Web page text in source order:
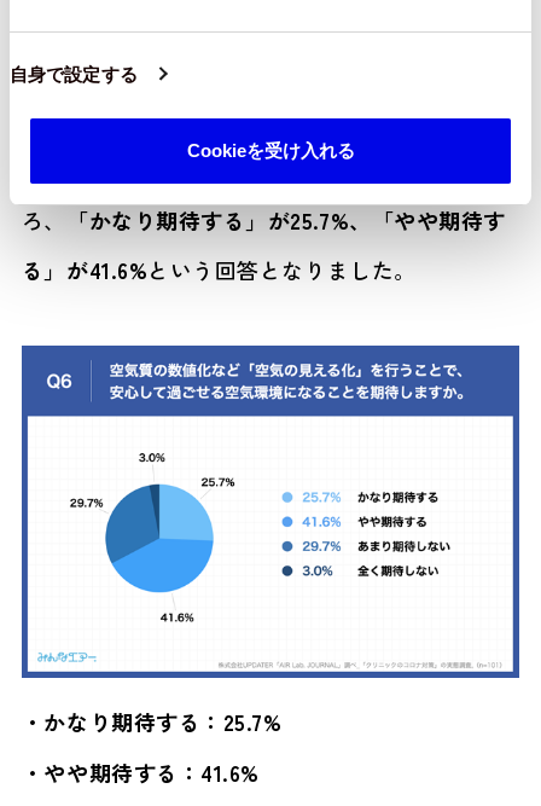
自身で設定する
Cookieを受け入れる
「Q6.空気質の数値化など「空気の見える化」を
行うことで、安心して過ごせる空気環境になるこ
（n=101）と質問したとこ
ろ、
「かなり期待する」が25.7%、「やや期待す
る」が41.6%という回答となりました。
・かなり期待する：25.7%
・やや期待する：41.6%